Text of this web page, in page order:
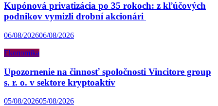
Kupónová privatizácia po 35 rokoch: z kľúčových
podnikov vymizli drobní akcionári
06/08/202606/08/2026
Ekonomika
Upozornenie na činnosť spoločnosti Vincitore group
s. r. o. v sektore kryptoaktív
05/08/202605/08/2026